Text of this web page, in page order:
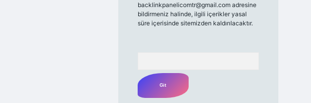
backlinkpanelicomtr@gmail.comadresine
bildirmeniz halinde, ilgili içerikler yasal
süre içerisinde sitemizden kaldırılacaktır.